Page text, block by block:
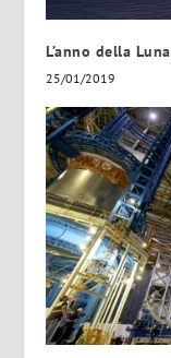
L’anno della Luna
25/01/2019